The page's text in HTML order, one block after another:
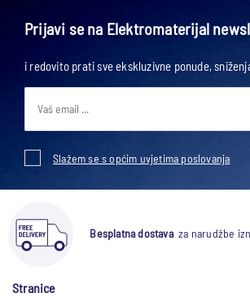
Prijavi se na Elektromaterijal
i redovito prati sve ekskluzivne ponude,
Slažem se s općim uvjetima poslovanja
Besplatna dostavaza narudžbe
Stranice